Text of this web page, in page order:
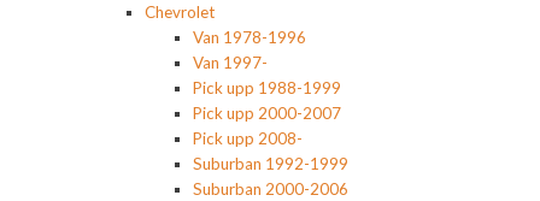
Chevrolet
Van 1978-1996
Van 1997-
Pick upp 1988-1999
Pick upp 2000-2007
Pick upp 2008-
Suburban 1992-1999
Suburban 2000-2006